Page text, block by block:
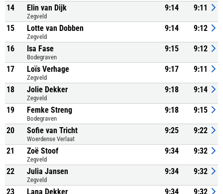
14 Elin van Dijk
Zegveld
9:14 9:11
15 Lotte van Dobben
Zegveld
9:14 9:12
16 Isa Fase
Bodegraven
9:15 9:12
17 Loïs Verhage
Zegveld
9:17 9:11
18 Jolie Dekker
Zegveld
9:18 9:14
19 Femke Streng
Bodegraven
9:18 9:15
20 Sofie van Tricht
Woerdense Verlaat
9:25 9:22
21 Zoë Stoof
Zegveld
9:34 9:32
22 Julia Jansen
Zegveld
9:34 9:32
23 Lana Dekker 9:34 9:32